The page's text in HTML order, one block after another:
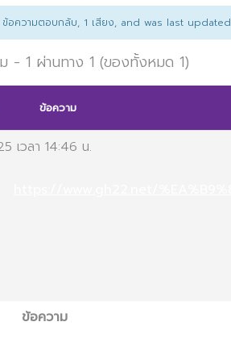
อความตอบกลับ, 1 เสียง, and was last updated
- 1 ผ่านทาง 1 (ของทั้งหมด 1)
ข้อความ
เวลา 14:46 น.
ข้อความ